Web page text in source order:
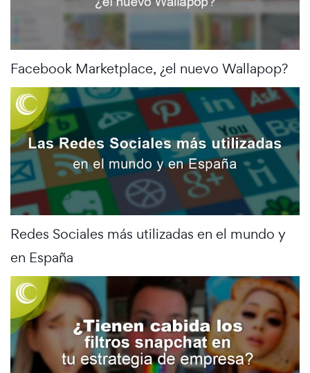
Facebook Marketplace, ¿el nuevo Wallapop?
Redes Sociales más utilizadas en el mundo y
en España